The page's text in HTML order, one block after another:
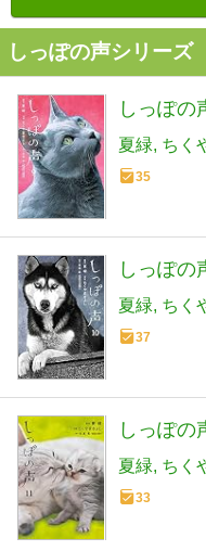
しっぽの声シリーズ
しっぽの
夏緑 ちく
35
しっぽの
夏緑 ちく
37
しっぽの
夏緑 ちく
33